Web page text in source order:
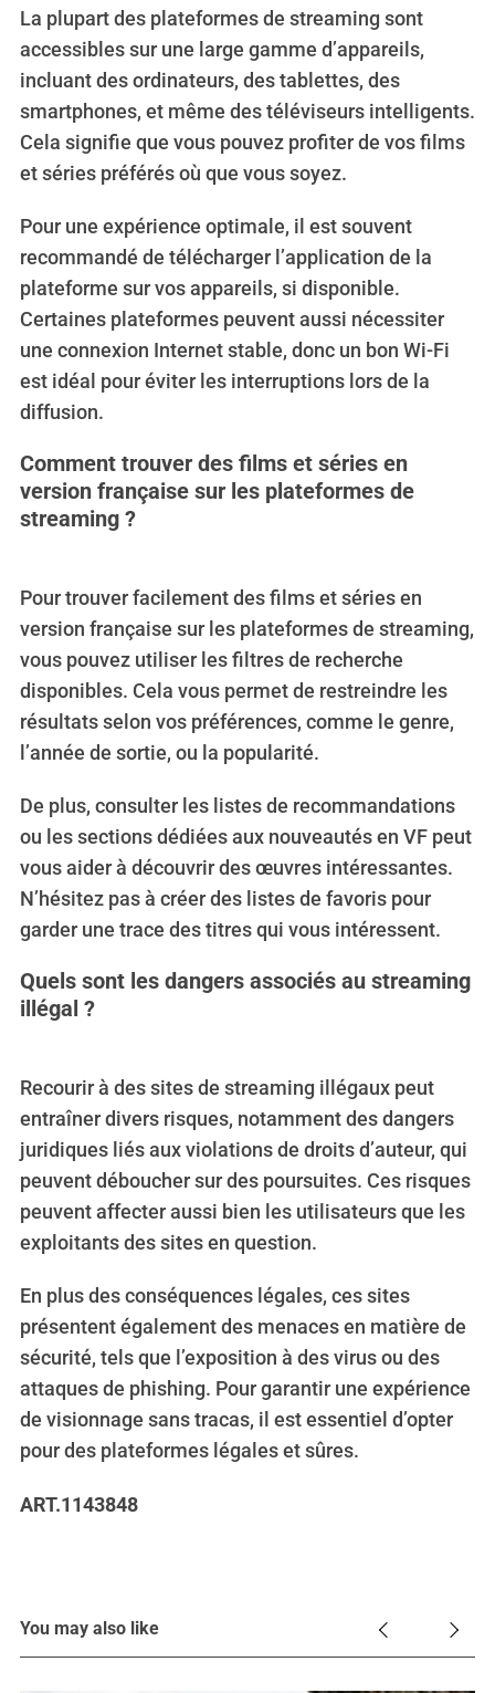
La plupart des plateformes de streaming sont
accessibles sur une large gamme d’appareils,
incluant des ordinateurs, des tablettes, des
smartphones, et même des téléviseurs intelligents.
Cela signifie que vous pouvez profiter de vos films
et séries préférés où que vous soyez.
Pour une expérience optimale, il est souvent
recommandé de télécharger l’application de la
plateforme sur vos appareils, si disponible.
Certaines plateformes peuvent aussi nécessiter
une connexion Internet stable, donc un bon Wi-Fi
est idéal pour éviter les interruptions lors de la
diffusion.
Comment trouver des films et séries en
version française sur les plateformes de
streaming ?
Pour trouver facilement des films et séries en
version française sur les plateformes de streaming,
vous pouvez utiliser les filtres de recherche
disponibles. Cela vous permet de restreindre les
résultats selon vos préférences, comme le genre,
l’année de sortie, ou la popularité.
De plus, consulter les listes de recommandations
ou les sections dédiées aux nouveautés en VF peut
vous aider à découvrir des œuvres intéressantes.
N’hésitez pas à créer des listes de favoris pour
garder une trace des titres qui vous intéressent.
Quels sont les dangers associés au streaming
illégal ?
Recourir à des sites de streaming illégaux peut
entraîner divers risques, notamment des dangers
juridiques liés aux violations de droits d’auteur, qui
peuvent déboucher sur des poursuites. Ces risques
peuvent affecter aussi bien les utilisateurs que les
exploitants des sites en question.
En plus des conséquences légales, ces sites
présentent également des menaces en matière de
sécurité, tels que l’exposition à des virus ou des
attaques de phishing. Pour garantir une expérience
de visionnage sans tracas, il est essentiel d’opter
pour des plateformes légales et sûres.
ART.1143848
You may also like